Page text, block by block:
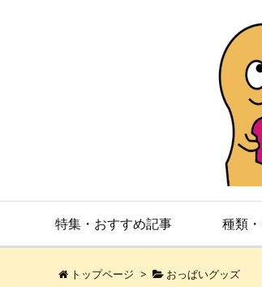
特集・おすすめ記事 種類
トップページ > おっぱいグッズ